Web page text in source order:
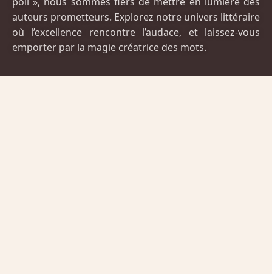
auteurs prometteurs. Explorez notre univers littéraire
où l’excellence rencontre l’audace, et laissez-vous
emporter par la magie créatrice des mots.